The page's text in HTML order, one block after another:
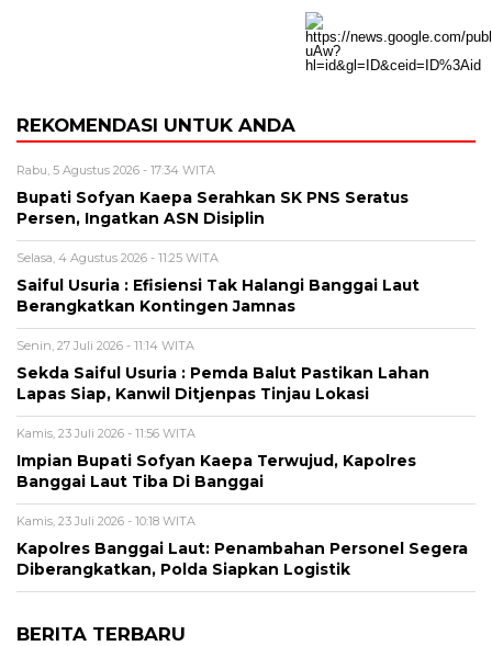
REKOMENDASI UNTUK ANDA
Rabu, 5 Agustus 2026 - 17:34 WITA
Bupati Sofyan Kaepa Serahkan SK PNS Seratus
Persen, Ingatkan ASN Disiplin
Selasa, 4 Agustus 2026 - 11:25 WITA
Saiful Usuria : Efisiensi Tak Halangi Banggai Laut
Berangkatkan Kontingen Jamnas
Senin, 27 Juli 2026 - 11:14 WITA
Sekda Saiful Usuria : Pemda Balut Pastikan Lahan
Lapas Siap, Kanwil Ditjenpas Tinjau Lokasi
Kamis, 23 Juli 2026 - 11:56 WITA
Impian Bupati Sofyan Kaepa Terwujud, Kapolres
Banggai Laut Tiba Di Banggai
Kamis, 23 Juli 2026 - 10:18 WITA
Kapolres Banggai Laut: Penambahan Personel Segera
Diberangkatkan, Polda Siapkan Logistik
BERITA TERBARU